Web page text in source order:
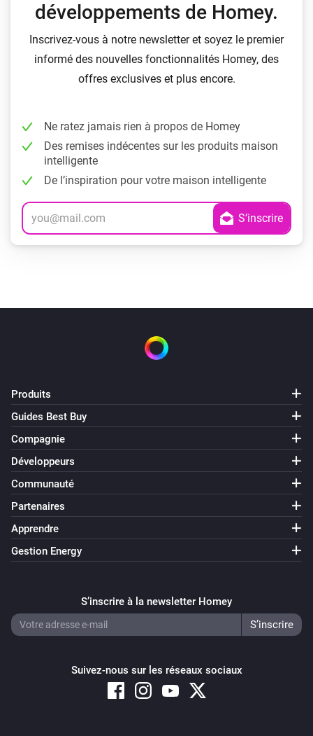
développements de Homey.
Inscrivez-vous à notre newsletter et soyez le premier
informé des nouvelles fonctionnalités Homey, des
offres exclusives et plus encore.
Ne ratez jamais rien à propos de Homey
Des remises indécentes sur les produits maison
intelligente
De l’inspiration pour votre maison intelligente
Produits
Guides Best Buy
Compagnie
Développeurs
Communauté
Partenaires
Apprendre
Gestion Energy
S’inscrire à la newsletter Homey
Suivez-nous sur les réseaux sociaux